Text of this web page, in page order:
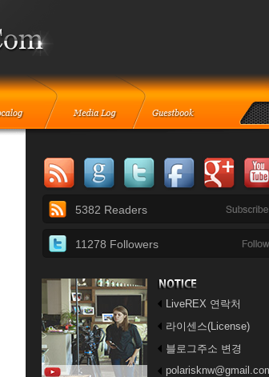
5382 Readers
11278 Followers
LiveREX 연락처
라이센스(License)
블로그주소 변경